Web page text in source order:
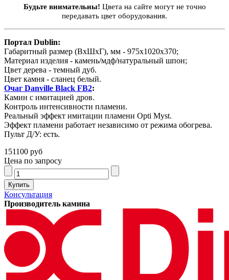
Будьте внимательны! Цвета на сайте могут не точно
передавать цвет оборудования.
Портал Dublin:
Габаритный размер (ВхШхГ), мм - 975х1020х370;
Материал изделия - камень/мдф/натуральный шпон;
Цвет дерева - темный дуб.
Цвет камня - сланец белый.
Очаг Danville Black FB2:
Камин с имитацией дров.
Контроль интенсивности пламени.
Реальный эффект имитации пламени Opti Myst.
Эффект пламени работает независимо от режима обогрева.
Пульт Д/У: есть.
151100 руб
Цена по запросу
Консультация
Производитель камина